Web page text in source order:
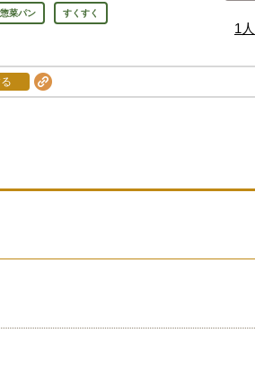
惣菜パン すくすく
1人